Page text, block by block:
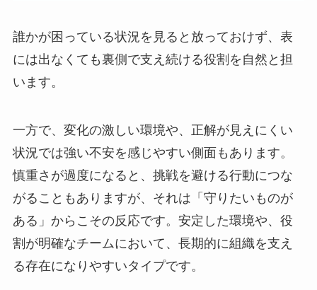
誰かが困っている状況を見ると放っておけず、表
には出なくても裏側で支え続ける役割を自然と担
います。
一方で、変化の激しい環境や、正解が見えにくい
状況では強い不安を感じやすい側面もあります。
慎重さが過度になると、挑戦を避ける行動につな
がることもありますが、それは「守りたいものが
ある」からこその反応です。安定した環境や、役
割が明確なチームにおいて、長期的に組織を支え
る存在になりやすいタイプです。